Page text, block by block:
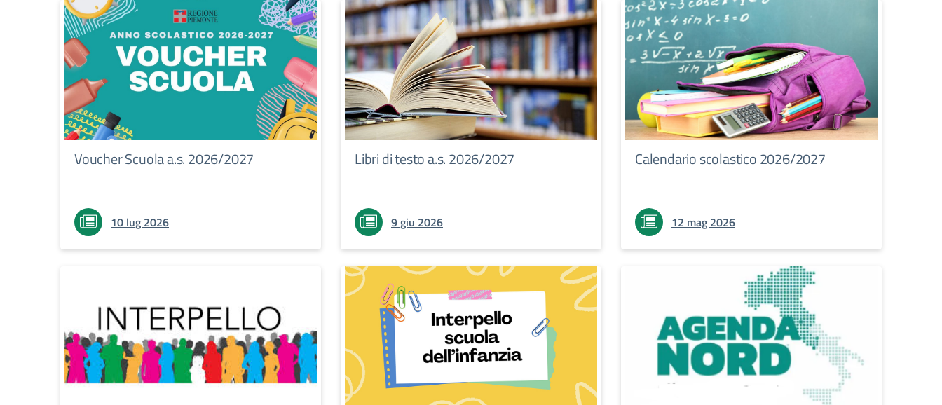
Voucher Scuola a.s. 2026/2027
10 lug 2026
Libri di testo a.s. 2026/2027
9 giu 2026
Calendario scolastico 2026/2027
12 mag 2026